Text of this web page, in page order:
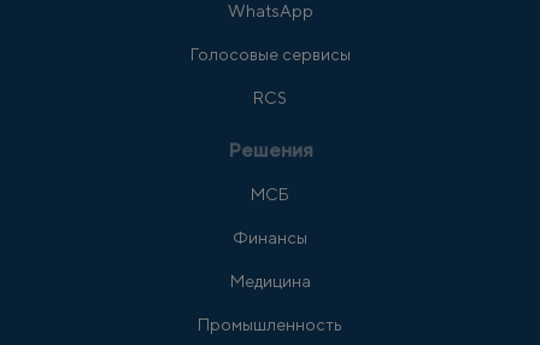
WhatsApp
Голосовые сервисы
RCS
Решения
МСБ
Финансы
Медицина
Промышленность